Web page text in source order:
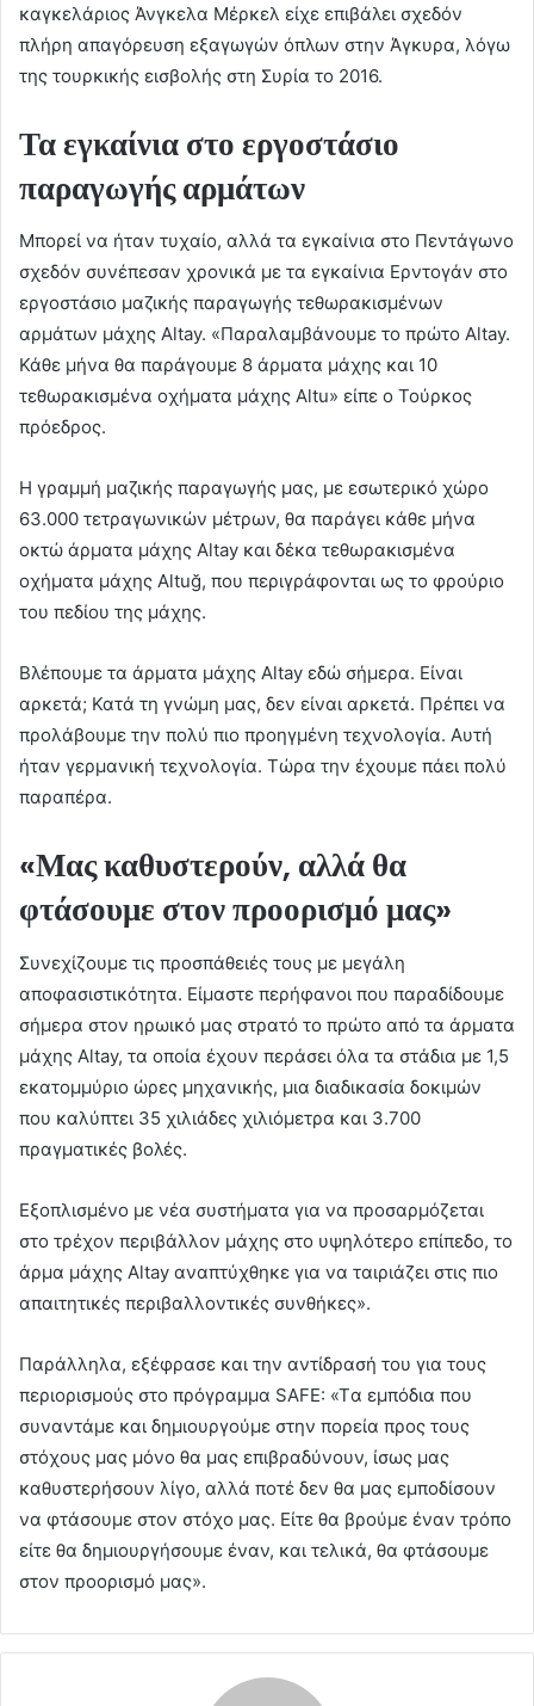
καγκελάριος Άνγκελα Μέρκελ είχε επιβάλει σχεδόν
πλήρη απαγόρευση εξαγωγών όπλων στην Άγκυρα, λόγω
της τουρκικής εισβολής στη Συρία το 2016.
Τα εγκαίνια στο εργοστάσιο
παραγωγής αρμάτων
Μπορεί να ήταν τυχαίο, αλλά τα εγκαίνια στο Πεντάγωνο
σχεδόν συνέπεσαν χρονικά με τα εγκαίνια Ερντογάν στο
εργοστάσιο μαζικής παραγωγής τεθωρακισμένων
αρμάτων μάχης Altay. «Παραλαμβάνουμε το πρώτο Altay.
Κάθε μήνα θα παράγουμε 8 άρματα μάχης και 10
τεθωρακισμένα οχήματα μάχης Altu» είπε ο Τούρκος
πρόεδρος.
Η γραμμή μαζικής παραγωγής μας, με εσωτερικό χώρο
63.000 τετραγωνικών μέτρων, θα παράγει κάθε μήνα
οκτώ άρματα μάχης Altay και δέκα τεθωρακισμένα
οχήματα μάχης Altuğ, που περιγράφονται ως το φρούριο
του πεδίου της μάχης.
Βλέπουμε τα άρματα μάχης Altay εδώ σήμερα. Είναι
αρκετά; Κατά τη γνώμη μας, δεν είναι αρκετά. Πρέπει να
προλάβουμε την πολύ πιο προηγμένη τεχνολογία. Αυτή
ήταν γερμανική τεχνολογία. Τώρα την έχουμε πάει πολύ
παραπέρα.
«Μας καθυστερούν, αλλά θα
φτάσουμε στον προορισμό μας»
Συνεχίζουμε τις προσπάθειές τους με μεγάλη
αποφασιστικότητα. Είμαστε περήφανοι που παραδίδουμε
σήμερα στον ηρωικό μας στρατό το πρώτο από τα άρματα
μάχης Altay, τα οποία έχουν περάσει όλα τα στάδια με 1,5
εκατομμύριο ώρες μηχανικής, μια διαδικασία δοκιμών
που καλύπτει 35 χιλιάδες χιλιόμετρα και 3.700
πραγματικές βολές.
Εξοπλισμένο με νέα συστήματα για να προσαρμόζεται
στο τρέχον περιβάλλον μάχης στο υψηλότερο επίπεδο, το
άρμα μάχης Altay αναπτύχθηκε για να ταιριάζει στις πιο
απαιτητικές περιβαλλοντικές συνθήκες».
Παράλληλα, εξέφρασε και την αντίδρασή του για τους
περιορισμούς στο πρόγραμμα SAFE: «Tα εμπόδια που
συναντάμε και δημιουργούμε στην πορεία προς τους
στόχους μας μόνο θα μας επιβραδύνουν, ίσως μας
καθυστερήσουν λίγο, αλλά ποτέ δεν θα μας εμποδίσουν
να φτάσουμε στον στόχο μας. Είτε θα βρούμε έναν τρόπο
είτε θα δημιουργήσουμε έναν, και τελικά, θα φτάσουμε
στον προορισμό μας».